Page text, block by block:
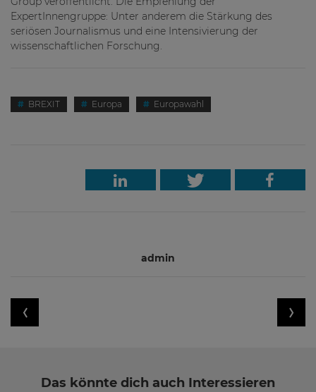
ExpertInnengruppe: Unter anderem die Stärkung des
seriösen Journalismus und eine Intensivierung der
wissenschaftlichen Forschung.
BREXIT Europa Europawahl
admin
Das könnte dich auch Interessieren